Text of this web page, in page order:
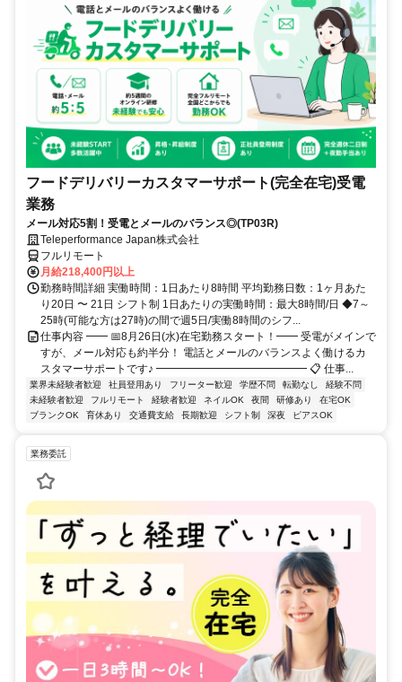
フードデリバリーカスタマーサポート(完全在宅)受電
業務
メール対応5割！受電とメールのバランス◎(TP03R)
Teleperformance Japan株式会社
フルリモート
月給218,400円以上
勤務時間詳細 実働時間：1日あたり8時間 平均勤務日数：1ヶ月あた
り20日 〜 21日 シフト制 1日あたりの実働時間：最大8時間/日 ◆7～
25時(可能な方は27時)の間で週5日/実働8時間のシフ...
仕事内容 ━━ 📅8月26日(水)在宅勤務スタート！━━ 受電がメインで
すが、メール対応も約半分！ 電話とメールのバランスよく働けるカ
スタマーサポートです♪ ━━━━━━━━━━━━━━ 📋 仕事...
業界未経験者歓迎 社員登用あり フリーター歓迎 学歴不問 転勤なし
経験不問
未経験者歓迎
フルリモート 経験者歓迎 ネイルOK 夜間 研修あり
在宅OK
ブランクOK
育休あり 交通費支給 長期歓迎 シフト制 深夜 ピアスOK
業務委託